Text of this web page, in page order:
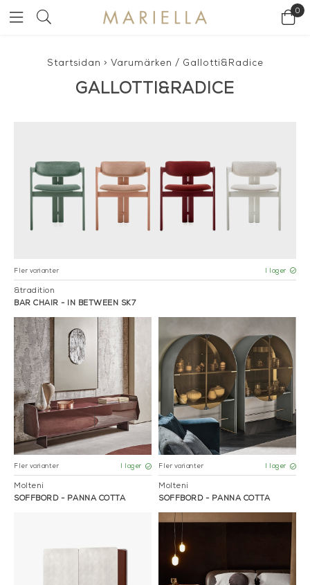
0
Startsidan > Varumärken / Gallotti&Radice
GALLOTTI&RADICE
Fler varianter I lager
Molteni
SOFFBORD - PANNA COTTA
Fler varianter I lager
Molteni
SOFFBORD - PANNA COTTA
Fler varianter I lager
&tradition
BAR CHAIR - IN BETWEEN SK7